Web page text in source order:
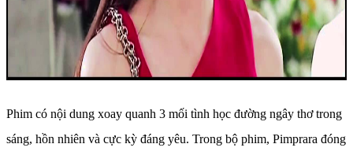
Phim có nội dung xoay quanh 3 mối tình học đường ngây thơ trong
sáng, hồn nhiên và cực kỳ đáng yêu. Trong bộ phim, Pimprara đóng